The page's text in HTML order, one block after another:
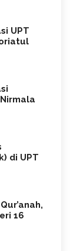
UPT
di UPT
16